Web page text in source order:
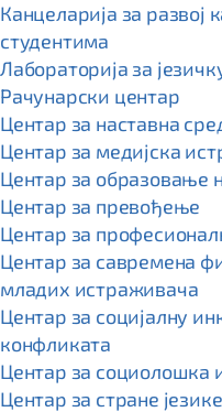
Канцеларија за развој
студентима
Лабораторија за
Рачунарски центар
Центар за наставна
Центар за медијска
Центар за образовање
Центар за превођење
Центар за
Центар за савремена
младих истраживача
Центар за социјалну
конфликата
Центар за социолошка
Центар за стране језике